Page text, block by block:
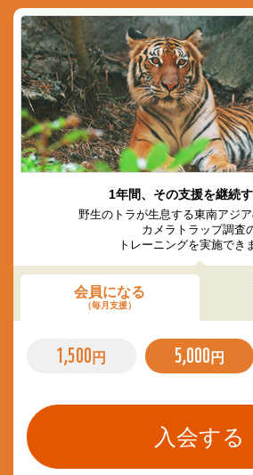
1年間、その支援を継続
野生のトラが生息する東南アジ
カメラトラップ調査
トレーニングを実施でき
会員になる
（毎月支援）
1,500 円 5,000 円